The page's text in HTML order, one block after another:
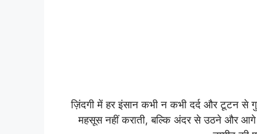
ज़िंदगी में हर इंसान कभी न कभी दर्द और टूटन से
महसूस नहीं कराती, बल्कि अंदर से उठने और आगे